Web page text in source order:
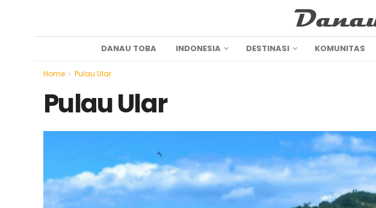
DANAU TOBA INDONESIA DESTINASI KOMUNITAS
Home Pulau Ular
Pulau Ular